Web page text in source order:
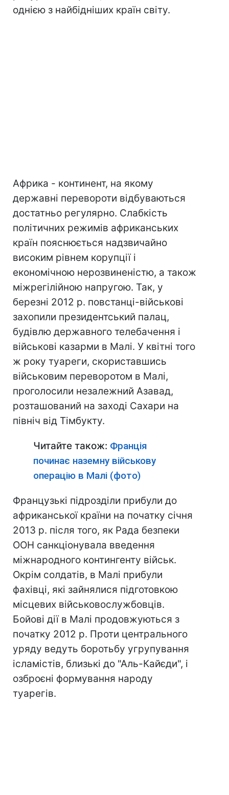
однією з найбідніших країн світу.
Африка - континент, на якому
державні перевороти відбуваються
достатньо регулярно. Слабкість
політичних режимів африканських
країн пояснюється надзвичайно
високим рівнем корупції і
економічною нерозвиненістю, а також
міжрегілійною напругою. Так, у
березні 2012 р. повстанці-військові
захопили президентський палац,
будівлю державного телебачення і
військові казарми в Малі. У квітні того
ж року туареги, скориставшись
військовим переворотом в Малі,
проголосили незалежний Азавад,
розташований на заході Сахари на
північ від Тімбукту.
Читайте також: Франція
починає наземну військову
операцію в Малі (фото)
Французькі підрозділи прибули до
африканської країни на початку січня
2013 р. після того, як Рада безпеки
ООН санкціонувала введення
міжнародного контингенту військ.
Окрім солдатів, в Малі прибули
фахівці, які зайнялися підготовкою
місцевих військовослужбовців.
Бойові дії в Малі продовжуються з
початку 2012 р. Проти центрального
уряду ведуть боротьбу угрупування
ісламістів, близькі до "Аль-Кайєди", і
озброєні формування народу
туарегів.